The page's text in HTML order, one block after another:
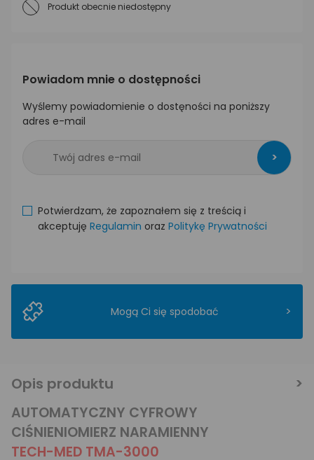
Produkt obecnie niedostępny
Powiadom mnie o dostępności
Wyślemy powiadomienie o dostęności na poniższy
adres e-mail
>
Potwierdzam, że zapoznałem się z treścią i
akceptuję Regulamin oraz Politykę Prywatności
Mogą Ci się spodobać >
Opis produktu
AUTOMATYCZNY CYFROWY
CIŚNIENIOMIERZ NARAMIENNY
TECH-MED TMA-3000